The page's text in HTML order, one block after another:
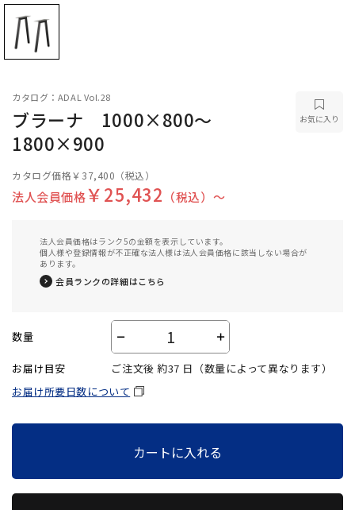
カタログ：ADAL Vol.28
ブラーナ 1000×800～
1800×900
お気に入り
カタログ価格￥37,400 （税込）
法人会員価格￥25,432 （税込）〜
法人会員価格はランク5の金額を表示しています。
個人様や登録情報が不正確な法人様は法人会員価格に該当しない場合が
あります。
会員ランクの詳細はこちら
数量 － ＋
お届け目安 ご注文後 約37 日（数量によって異なります）
お届け所要日数について
カートに入れる